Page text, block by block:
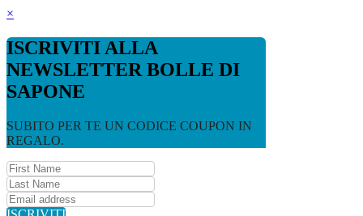
×
ISCRIVITI ALLA
NEWSLETTER BOLLE DI
SAPONE
SUBITO PER TE UN CODICE COUPON IN
REGALO.